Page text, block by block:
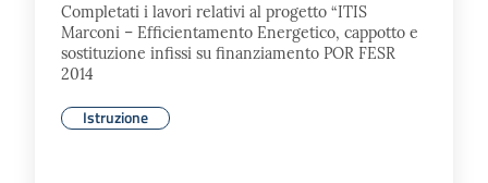
Completati i lavori relativi al progetto “ITIS
Marconi – Efficientamento Energetico, cappotto e
sostituzione infissi su finanziamento POR FESR
2014
Istruzione